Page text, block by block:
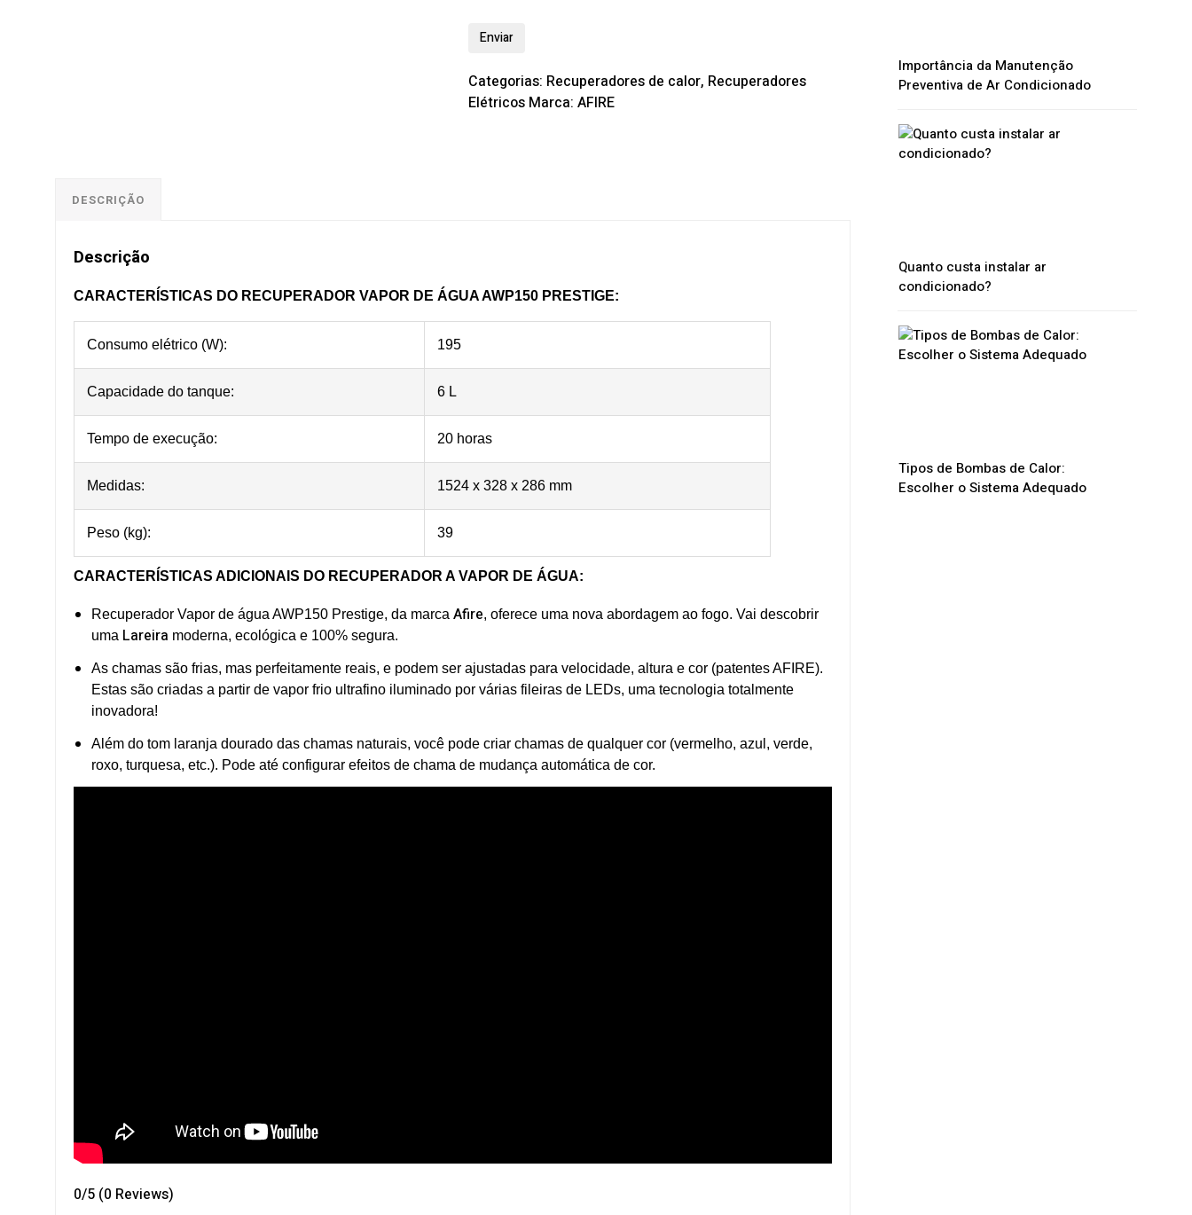
Categorias: Recuperadores de calor, Recuperadores
Elétricos Marca:AFIRE
DESCRIÇÃO
Descrição
CARACTERÍSTICAS DO RECUPERADOR VAPOR DE ÁGUA AWP150 PRESTIGE:
Consumo elétrico (W): 195
Capacidade do tanque: 6 L
Tempo de execução: 20 horas
Medidas: 1524 x 328 x 286 mm
Peso (kg): 39
CARACTERÍSTICAS ADICIONAIS DO RECUPERADOR A VAPOR DE ÁGUA:
Recuperador Vapor de água AWP150 Prestige, da marca Afire, oferece uma nova abordagem ao fogo. Vai descobrir
uma Lareira moderna, ecológica e 100% segura.
As chamas são frias, mas perfeitamente reais, e podem ser ajustadas para velocidade, altura e cor (patentes AFIRE).
Estas são criadas a partir de vapor frio ultrafino iluminado por várias fileiras de LEDs, uma tecnologia totalmente
inovadora!
Além do tom laranja dourado das chamas naturais, você pode criar chamas de qualquer cor (vermelho, azul, verde,
roxo, turquesa, etc.). Pode até configurar efeitos de chama de mudança automática de cor.
0/5 (0 Reviews)
Importância da Manutenção
Preventiva de Ar Condicionado
Quanto custa instalar ar
condicionado?
Tipos de Bombas de Calor:
Escolher o Sistema Adequado